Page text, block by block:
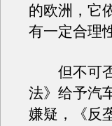
的欧洲，它
有一定合理
但不可否
法》给予汽
嫌疑，《反